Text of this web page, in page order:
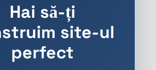
Hai să-ți
site-ul
perfect